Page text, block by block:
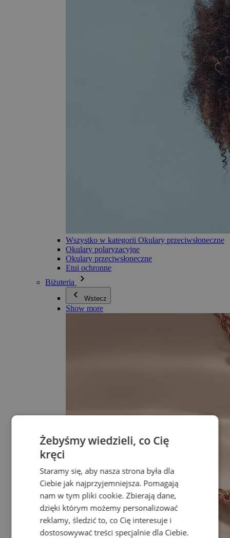
Wszystko w kategorii Okulary przeciwsłoneczne
Okulary polaryzacyjne
Okulary przeciwsłoneczne
Etui ochronne
Biżuteria
Wstecz
Show more
Żebyśmy wiedzieli, co Cię
kręci
Staramy się, aby nasza strona była dla
Ciebie jak najprzyjemniejsza. Pomagają
nam w tym pliki cookie. Zbierają dane,
dzięki którym możemy personalizować
reklamy, śledzić to, co Cię interesuje i
dostosowywać treści specjalnie dla Ciebie.